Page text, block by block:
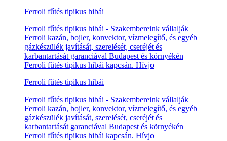
Ferroli fűtés tipikus hibái
Ferroli fűtés tipikus hibái - Szakembereink vállalják
Ferroli kazán, bojler, konvektor, vízmelegítő, és egyéb
gázkészülék javítását, szerelését, cseréjét és
karbantartását garanciával Budapest és környékén
Ferroli fűtés tipikus hibái kapcsán. Hívjo
Ferroli fűtés tipikus hibái
Ferroli fűtés tipikus hibái - Szakembereink vállalják
Ferroli kazán, bojler, konvektor, vízmelegítő, és egyéb
gázkészülék javítását, szerelését, cseréjét és
karbantartását garanciával Budapest és környékén
Ferroli fűtés tipikus hibái kapcsán. Hívjo